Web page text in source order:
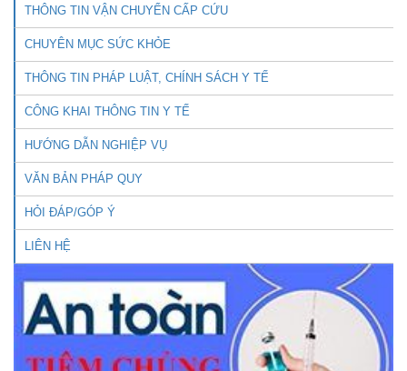
THÔNG TIN VẬN CHUYỂN CẤP CỨU
CHUYÊN MỤC SỨC KHỎE
THÔNG TIN PHÁP LUẬT, CHÍNH SÁCH Y TẾ
CÔNG KHAI THÔNG TIN Y TẾ
HƯỚNG DẪN NGHIỆP VỤ
VĂN BẢN PHÁP QUY
HỎI ĐÁP/GÓP Ý
LIÊN HỆ